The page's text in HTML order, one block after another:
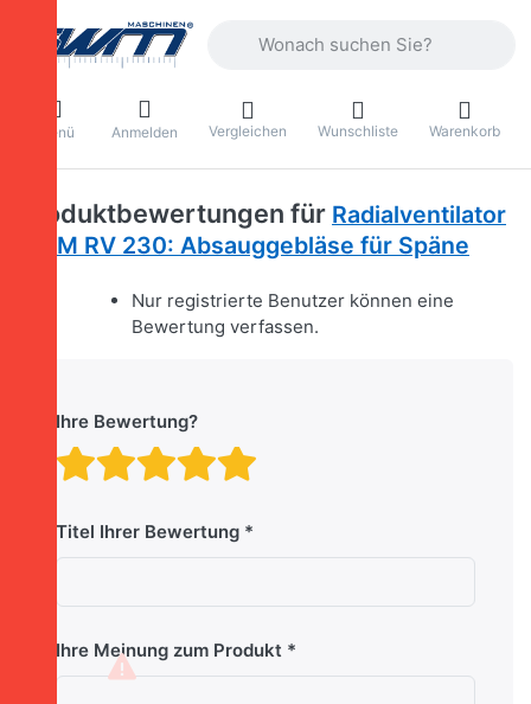
Menü Anmelden Vergleichen Wunschliste Warenkorb
Produktbewertungen für Radialventilator
SWM RV 230: Absauggebläse für Späne
Nur registrierte Benutzer können eine
Bewertung verfassen.
Ihre Bewertung?
Bewertung: 4 von
Bewertung: 3 von 5
Bewertung: 2 von 5
Bewertung: 1 von 5
Titel Ihrer Bewertung
Ihre Meinung zum Produkt